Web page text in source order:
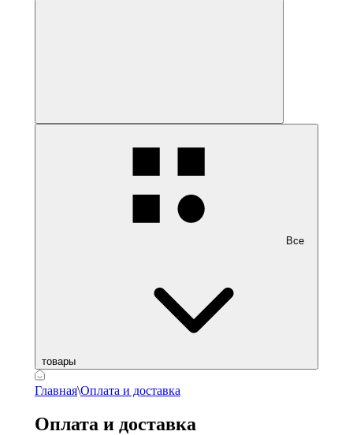
Все
товары
Главная\Оплата и доставка
Оплата и доставка